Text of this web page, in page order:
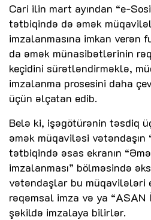
Cari ilin mart ayından “e-
tətbiqində də əmək
imzalanmasına imkan verən
da əmək münasibətlərinin
keçidini sürətləndirməklə,
imzalanma prosesini daha
üçün əlçatan edib.
Belə ki, işəgötürənin təsdiq
əmək müqaviləsi vətəndaşın
tətbiqində əsas ekranın
imzalanması” bölməsində
vətəndaşlar bu müqavilələri
rəqəmsal imza və ya
şəkildə imzalaya bilirlər.